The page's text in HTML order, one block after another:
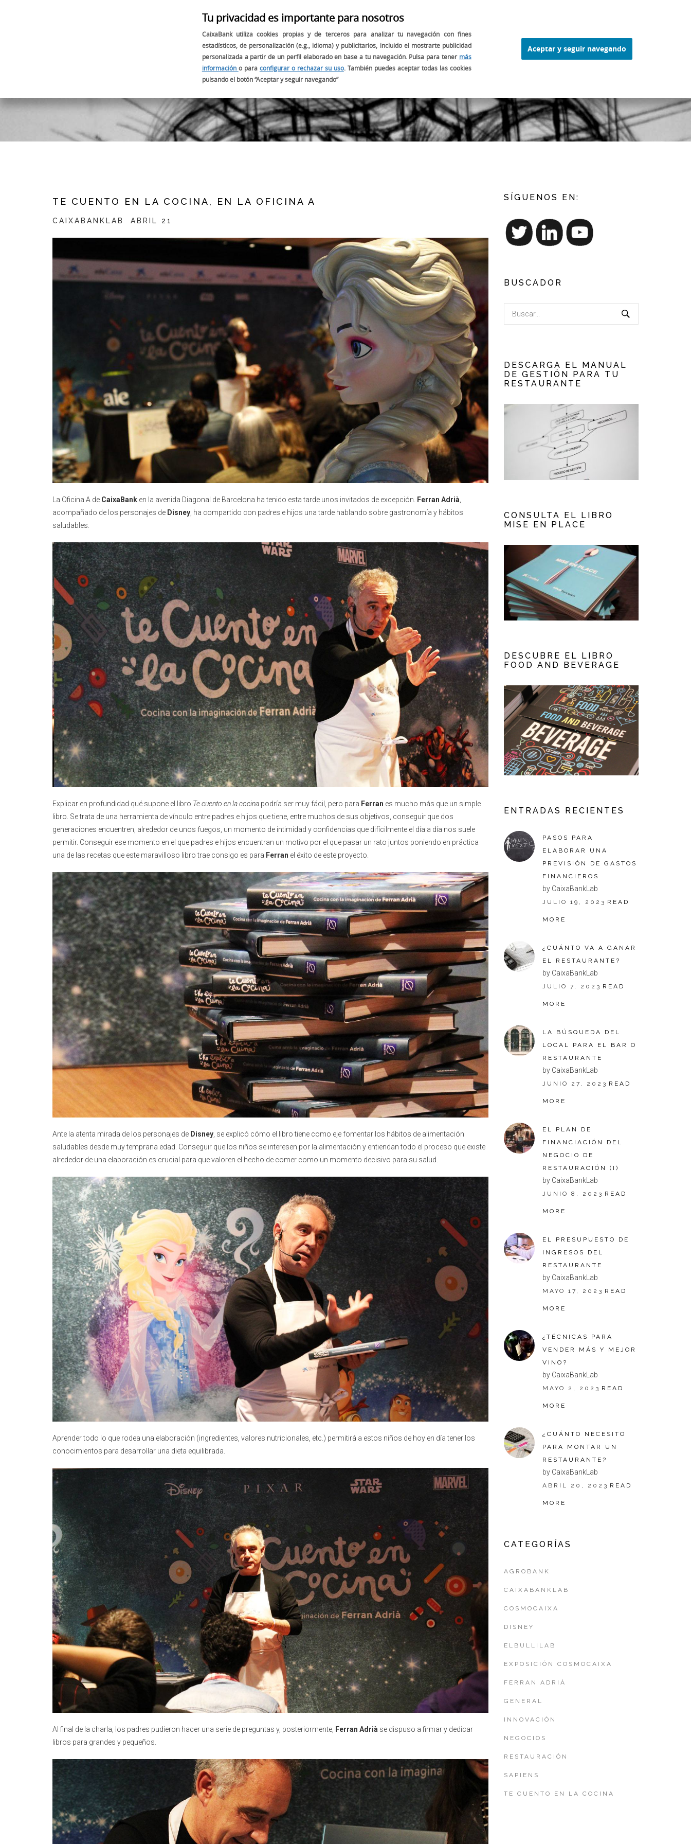
Tu privacidad es importante para nosotros
CaixaBank utiliza cookies propias y de terceros para analizar tu navegación con fines
estadísticos, de personalización (e.g., idioma) y publicitarios, incluido el mostrarte publicidad
personalizada a partir de un perfil elaborado en base a tu navegación. Pulsa para tener más
información o para configurar o rechazar su uso. También puedes aceptar todas las cookies
pulsando el botón “Aceptar y seguir navegando”
Aceptar y seguir navegando
BLOG
TE CUENTO EN LA COCINA, EN LA OFICINA A
CAIXABANKLAB ABRIL 21
La Oficina A de CaixaBank en la avenida Diagonal de Barcelona ha tenido esta tarde unos invitados de excepción. Ferran Adrià
acompañado de los personajes de Disney , ha compartido con padres e hijos una tarde hablando sobre gastronomía y hábitos
saludables.
Explicar en profundidad qué supone el libro Te cuento en la cocina podría ser muy fácil, pero para Ferran es mucho más que un simple
libro. Se trata de una herramienta de vínculo entre padres e hijos que tiene, entre muchos de sus objetivos, conseguir que dos
generaciones encuentren, alrededor de unos fuegos, un momento de intimidad y confidencias que difícilmente el día a día nos suele
permitir. Conseguir ese momento en el que padres e hijos encuentran un motivo por el que pasar un rato juntos poniendo en práctica
una de las recetas que este maravilloso libro trae consigo es para Ferran el éxito de este proyecto.
Ante la atenta mirada de los personajes de Disney , se explicó cómo el libro tiene como eje fomentar los hábitos de alimentación
saludables desde muy temprana edad. Conseguir que los niños se interesen por la alimentación y entiendan todo el proceso que existe
alrededor de una elaboración es crucial para que valoren el hecho de comer como un momento decisivo para su salud.
Aprender todo lo que rodea una elaboración (ingredientes, valores nutricionales, etc.) permitirá a estos niños de hoy en día tener los
conocimientos para desarrollar una dieta equilibrada.
Al final de la charla, los padres pudieron hacer una serie de preguntas y, posteriormente, Ferran Adrià se dispuso a firmar y dedicar
libros para grandes y pequeños.
SÍGUENOS EN:
BUSCADOR
DESCARGA EL MANUAL
DE GESTIÓN PARA TU
RESTAURANTE
CONSULTA EL LIBRO
MISE EN PLACE
DESCUBRE EL LIBRO
FOOD AND BEVERAGE
ENTRADAS RECIENTES
PASOS PARA
ELABORAR UNA
PREVISIÓN DE GASTOS
FINANCIEROS
by CaixaBankLab
JULIO 19, 2023 READ
MORE
¿CUÁNTO VA A GANAR
EL RESTAURANTE?
by CaixaBankLab
JULIO 7, 2023 READ
MORE
LA BÚSQUEDA DEL
LOCAL PARA EL BAR O
RESTAURANTE
by CaixaBankLab
JUNIO 27, 2023 READ
MORE
EL PLAN DE
FINANCIACIÓN DEL
NEGOCIO DE
RESTAURACIÓN (I)
by CaixaBankLab
JUNIO 8, 2023 READ
MORE
EL PRESUPUESTO DE
INGRESOS DEL
RESTAURANTE
by CaixaBankLab
MAYO 17, 2023 READ
MORE
¿TÉCNICAS PARA
VENDER MÁS Y MEJOR
VINO?
by CaixaBankLab
MAYO 2, 2023 READ
MORE
¿CUÁNTO NECESITO
PARA MONTAR UN
RESTAURANTE?
by CaixaBankLab
ABRIL 20, 2023 READ
MORE
CATEGORÍAS
AGROBANK
CAIXABANKLAB
COSMOCAIXA
DISNEY
ELBULLILAB
EXPOSICIÓN COSMOCAIXA
FERRAN ADRIÀ
GENERAL
INNOVACIÓN
NEGOCIOS
RESTAURACIÓN
SAPIENS
TE CUENTO EN LA COCINA